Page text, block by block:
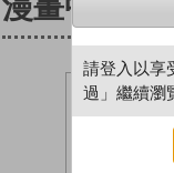
請登入以享
過」繼續瀏